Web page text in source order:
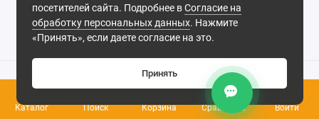
Каталог Поиск Корзина
0
Сравнение
Войти
посетителей сайта. Подробнее вСогласие на
обработку персональных данных. Нажмите
«Принять», если даете согласие на это.
Принять
Мы в сети